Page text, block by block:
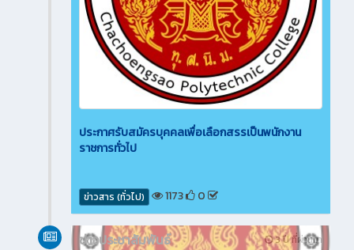
ประกาศรับสมัครบุคคลเพื่อเลือกสรรเป็นพนักงาน
ราชการทั่วไป
ข่าวสาร (ทั่วไป) 1173 0
3 ปี ที่ผ่านมา
ข่าวประชาสัมพันธ์